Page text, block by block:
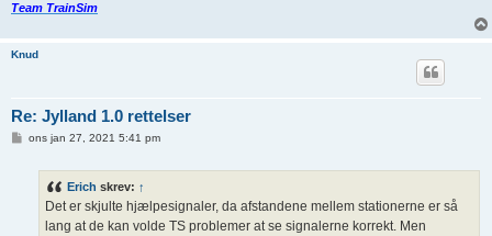
Team TrainSim
Knud
Re: Jylland 1.0 rettelser
ons jan 27, 2021 5:41 pm
Erich skrev: ↑
Det er skjulte hjælpesignaler, da afstandene mellem stationerne er så
lang at de kan volde TS problemer at se signalerne korrekt. Men